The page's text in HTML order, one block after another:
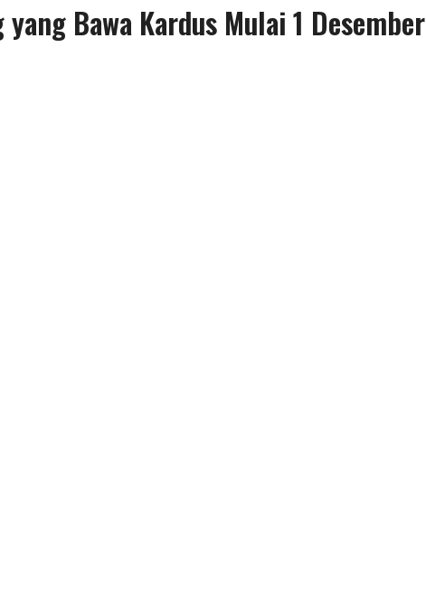
Bawa Kardus Mulai 1 Desember